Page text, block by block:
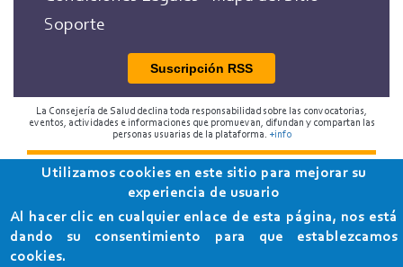
Soporte
Suscripción RSS
La Consejería de Salud declina toda responsabilidad sobre las convocatorias,
eventos, actividades e informaciones que promuevan, difundan y compartan las
personas usuarias de la plataforma. +info
2018 Programa de Envejecimiento Saludable de la
Consejería de Salud
Utilizamos cookies en este sitio para mejorar su
experiencia de usuario
Al hacer clic en cualquier enlace de esta página, nos está
dando su consentimiento para que establezcamos
cookies.